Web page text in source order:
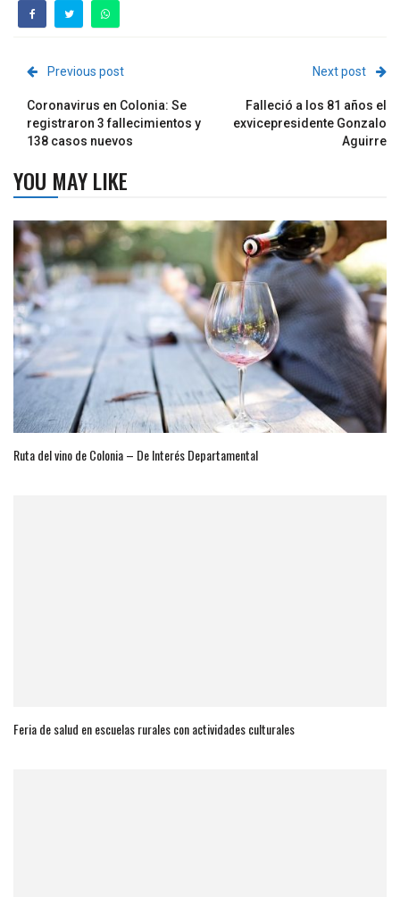
Previous post
Coronavirus en Colonia: Se
registraron 3 fallecimientos y
138 casos nuevos
Next post
Falleció a los 81 años el
exvicepresidente Gonzalo
Aguirre
YOU MAY LIKE
Ruta del vino de Colonia – De Interés Departamental
Feria de salud en escuelas rurales con actividades culturales